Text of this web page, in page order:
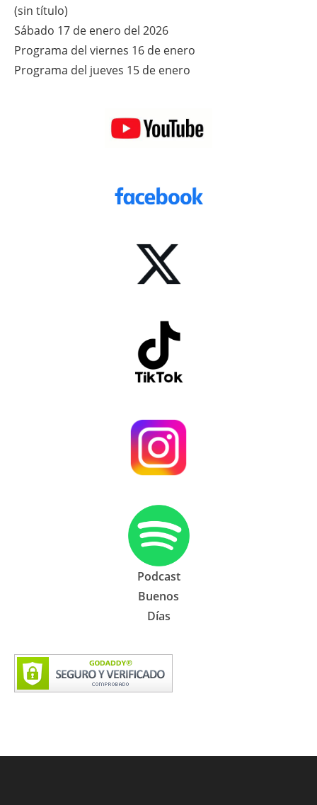
(sin título)
Sábado 17 de enero del 2026
Programa del viernes 16 de enero
Programa del jueves 15 de enero
Podcast
Buenos
Días